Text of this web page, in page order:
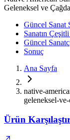
Geleneksel ve
Güncel Sanat
Sanatın
Güncel
Sonuç
Ana Sayfa
native-
geleneksel-
Ürün